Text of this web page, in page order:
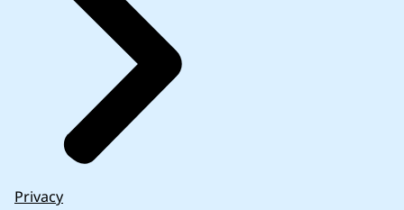
Privacy